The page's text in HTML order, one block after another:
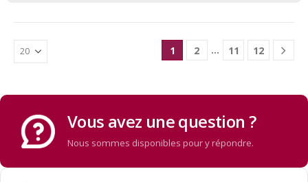
1 2 … 11 12
Vous avez une question ?
Nous sommes disponibles pour y répondre.